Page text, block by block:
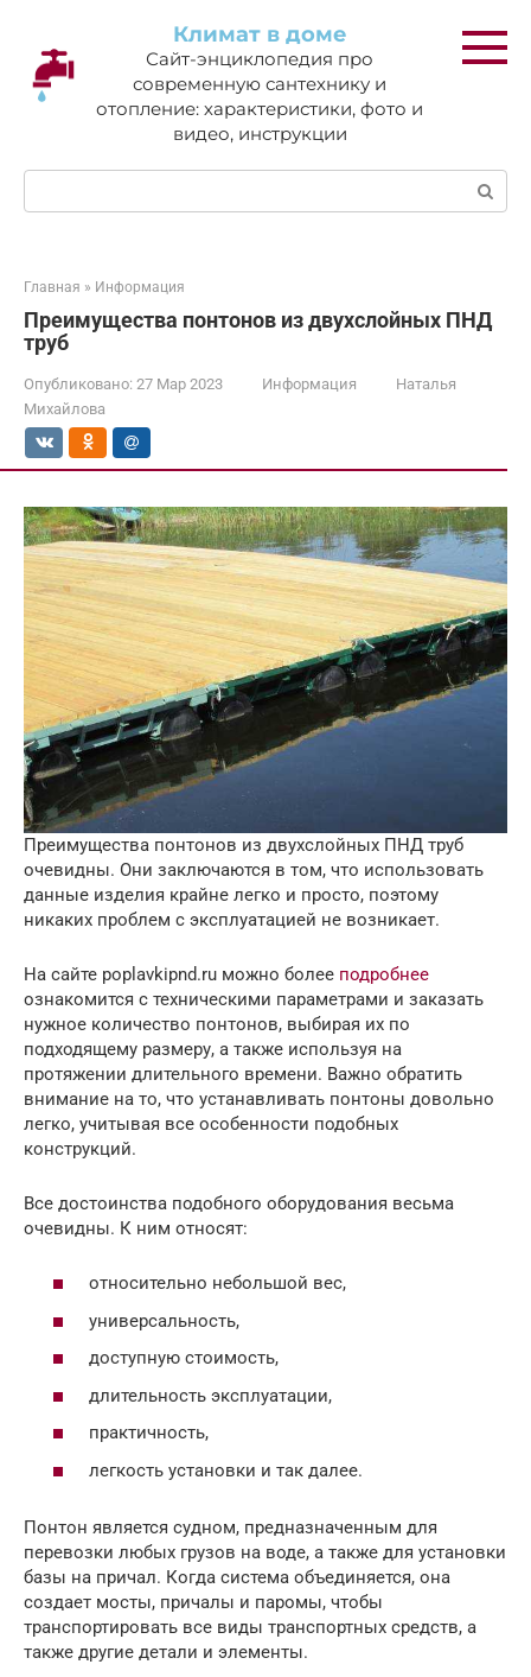
контенту
Климат в доме
Сайт-энциклопедия про
современную сантехнику и
отопление: характеристики, фото и
видео, инструкции
Поиск:
Главная » Информация
Преимущества понтонов из двухслойных ПНД
труб
Опубликовано: 27 Мар 2023 Информация
Наталья
Михайлова
Преимущества понтонов из двухслойных ПНД труб
очевидны. Они заключаются в том, что использовать
данные изделия крайне легко и просто, поэтому
никаких проблем с эксплуатацией не возникает.
На сайте poplavkipnd.ru можно более подробнее
ознакомится с техническими параметрами и заказать
нужное количество понтонов, выбирая их по
подходящему размеру, а также используя на
протяжении длительного времени. Важно обратить
внимание на то, что устанавливать понтоны довольно
легко, учитывая все особенности подобных
конструкций.
Все достоинства подобного оборудования весьма
очевидны. К ним относят:
относительно небольшой вес,
универсальность,
доступную стоимость,
длительность эксплуатации,
практичность,
легкость установки и так далее.
Понтон является судном, предназначенным для
перевозки любых грузов на воде, а также для установки
базы на причал. Когда система объединяется, она
создает мосты, причалы и паромы, чтобы
транспортировать все виды транспортных средств, а
также другие детали и элементы.